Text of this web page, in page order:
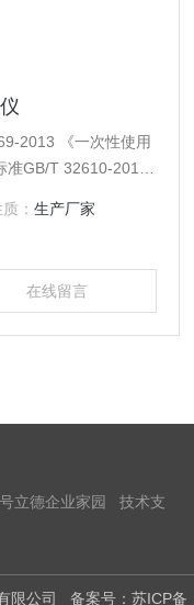
2013 《一次性使用
GB/T 32610-2016
： 生产厂家
在线留言
立德企业家园 技术支
限公司 备案号：苏ICP备